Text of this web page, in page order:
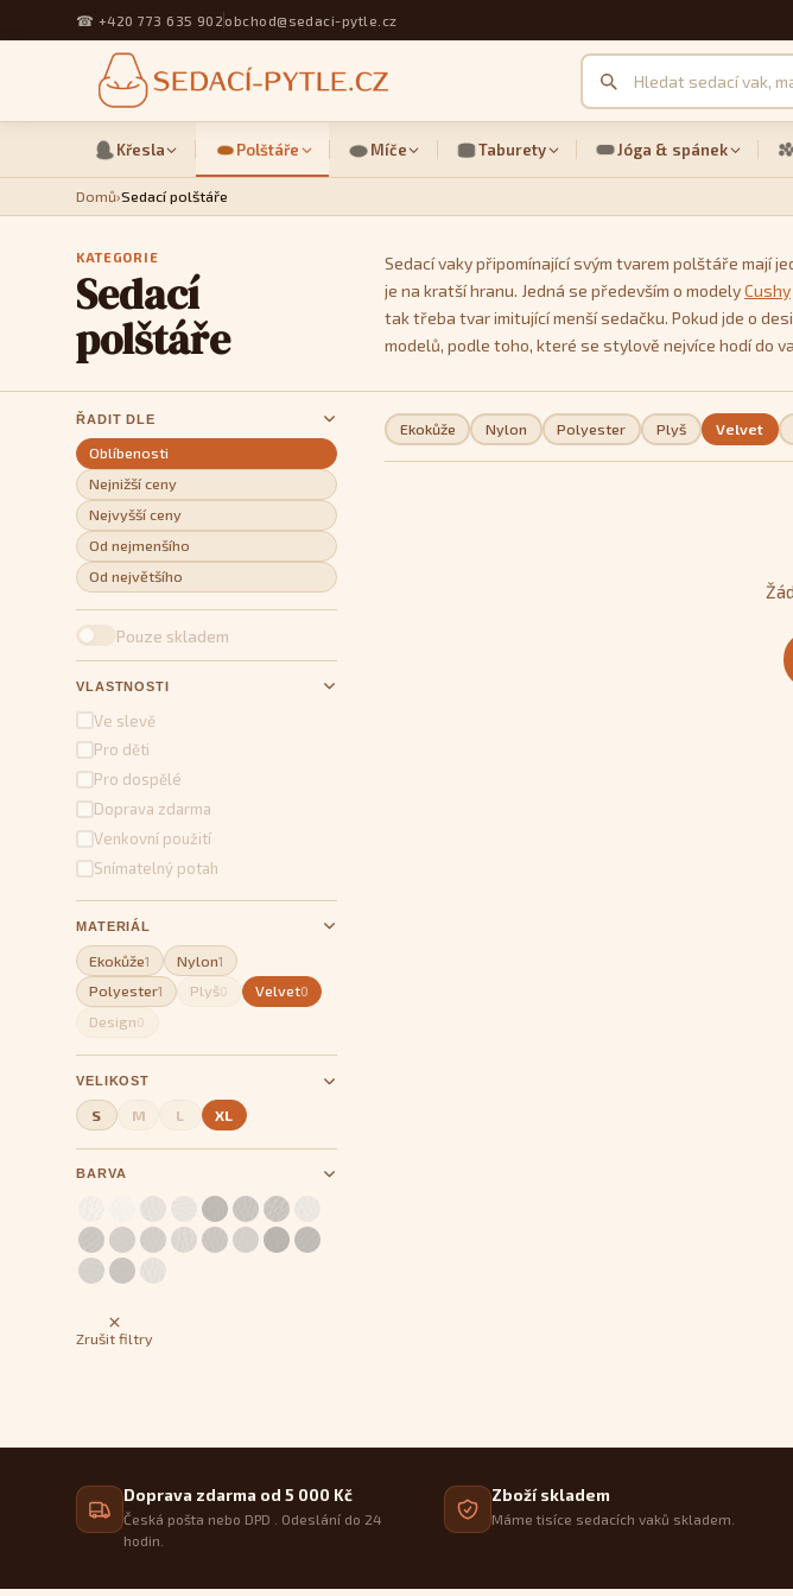
☎ +420 773 635 902 obchod@sedaci-pytle.cz
Křesla Polštáře Míče Taburety Jóga & spánek
Domů›Sedací polštáře
KATEGORIE
Sedací
polštáře
Sedací vaky připomínající svým tvarem polštáře mají
je na kratší hranu. Jedná se především o modelyCushy
tak třeba tvar imitující menší sedačku. Pokud jde o
modelů, podle toho, které se stylově nejvíce hodí do
ŘADIT DLE
Oblíbenosti
Nejnižší ceny
Nejvyšší ceny
Od nejmenšího
Od největšího
Pouze skladem
VLASTNOSTI
Ve slevě
Pro děti
Pro dospělé
Doprava zdarma
Venkovní použití
Snímatelný potah
MATERIÁL
Ekokůže1 Nylon1
Polyester1 Plyš0 Velvet0
Design0
VELIKOST
S M L XL
BARVA
Zrušit filtry
Ekokůže Nylon Polyester Plyš Velvet
Doprava zdarma od 5 000 Kč
Česká pošta nebo DPD . Odeslání do 24
hodin.
Zboží skladem
Máme tisíce sedacích vaků skladem.